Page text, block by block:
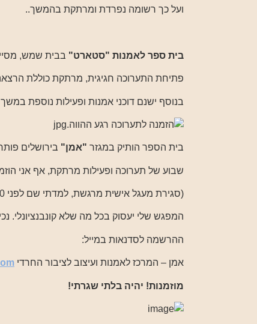
ועל כך רשומה נפרדת ומרתקת בהמשך..
בית ספר לאמנות "סטארט" בבית שמש,
פתיחת התערוכה חגיגית, מרתקת כוללת
בנוסף ישנם דוכני אמנות ופעילות נוספת
בית הספר הותיק במגזר "אמן" בירושלים
שבוע של תערוכה ופעילות מרתקת, אף אני
(סגירת מעגל אישית מרגשת, למדתי שם לפני 20 שנה..)
המפגש שלי יעסוק בכל מה שלא קונבנציונלי.
ההרשמה לסדנאות במייל:
אמן – המרכז לאמנות ועיצוב לציבור החרדי
מוזמנות! יהיה בלתי שגרתי!